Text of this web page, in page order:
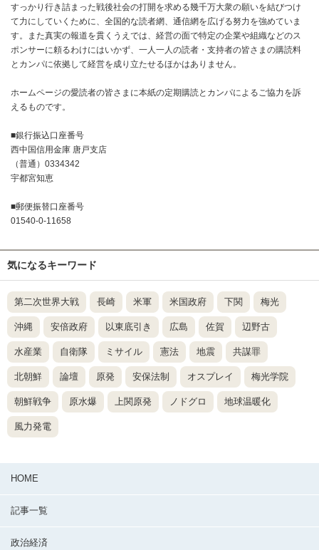
すっかり行き詰まった戦後社会の打開を求める幾千万大衆の願いを結びつけ
て力にしていくために、全国的な読者網、通信網を広げる努力を強めていま
す。また真実の報道を貫くうえでは、経営の面で特定の企業や組織などのス
ポンサーに頼るわけにはいかず、一人一人の読者・支持者の皆さまの購読料
とカンパに依拠して経営を成り立たせるほかはありません。
ホームページの愛読者の皆さまに本紙の定期購読とカンパによるご協力を訴
えるものです。
■銀行振込口座番号
西中国信用金庫 唐戸支店
（普通）0334342
宇都宮知恵
■郵便振替口座番号
01540-0-11658
気になるキーワード
第二次世界大戦 長崎 米軍 米国政府 下関 梅光
沖縄 安倍政府 以東底引き 広島 佐賀 辺野古
水産業 自衛隊 ミサイル 憲法 地震 共謀罪
北朝鮮 論壇 原発 安保法制 オスプレイ 梅光学院
朝鮮戦争 原水爆 上関原発 ノドグロ 地球温暖化
風力発電
HOME
記事一覧
政治経済